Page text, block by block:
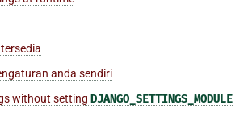
anda sendiri
without setting DJANGO_SETTINGS_MODULE